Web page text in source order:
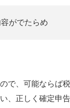
がでたらめ
で、可能ならば
、正しく確定申